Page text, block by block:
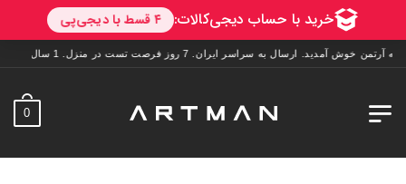
خوش آمدید. ارسال به سراسر ایران. 7 روز فرصت تست در منزل. 1 سال خدمات پس از فروش.
0